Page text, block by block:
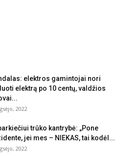
elektros gamintojai nori
elektrą po 10 centų, valdžios
2022
trūko kantrybė: „Pone
jei mes – NIEKAS, tai kodėl...
2022